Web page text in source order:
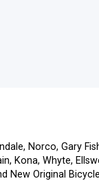
Norco, Gary
Kona, Whyte,
New Original